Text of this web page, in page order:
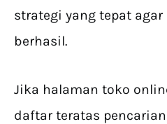
strategi yang tepat
berhasil.
Jika halaman toko
daftar teratas